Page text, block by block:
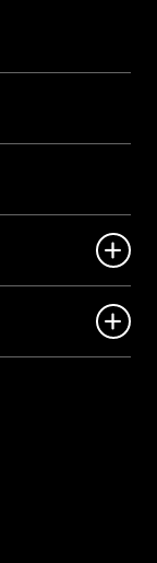

